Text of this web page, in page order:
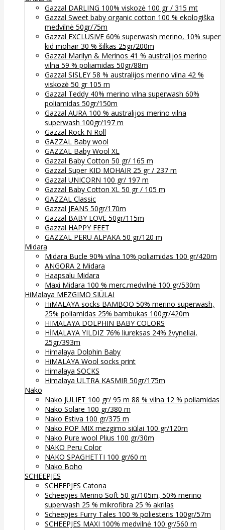
Gazzal DARLING 100% viskozė 100 gr / 315 mt
Gazzal Sweet baby organic cotton 100 % ekologiška
medvilnė 50gr/75m
Gazzal EXCLUSIVE 60% superwash merino, 10% super
kid mohair 30 % šilkas 25gr/200m
Gazzal Marilyn & Merinos 41 % australijos merino
vilna 59 % poliamidas 50gr/88m
Gazzal SISLEY 58 % australijos merino vilna 42 %
viskozė 50 gr 105 m
Gazzal Teddy 40% merino vilna superwash 60%
poliamidas 50gr/150m
Gazzal AURA 100 % australijos merino vilna
superwash 100gr/197 m
Gazzal Rock N Roll
GAZZAL Baby wool
GAZZAL Baby Wool XL
Gazzal Baby Cotton 50 gr/ 165 m
Gazzal Super KID MOHAIR 25 gr / 237 m
Gazzal UNICORN 100 gr/ 197 m
Gazzal Baby Cotton XL 50 gr / 105 m
GAZZAL Classic
Gazzal JEANS 50gr/170m
Gazzal BABY LOVE 50gr/115m
Gazzal HAPPY FEET
GAZZAL PERU ALPAKA 50 gr/120 m
Midara
Midara Bucle 90% vilna 10% poliamidas 100 gr/420m
ANGORA 2 Midara
Haapsalu Midara
Maxi Midara 100 % merc.medvilnė 100 gr/530m
HiMalaya MEZGIMO SIŪLAI
HiMALAYA socks BAMBOO 50% merino superwash,
25% poliamidas 25% bambukas 100gr/420m
HIMALAYA DOLPHIN BABY COLORS
HİMALAYA YILDIZ 76% liureksas 24% žvyneliai,
25gr/393m
Himalaya Dolphin Baby
HiMALAYA Wool socks print
Himalaya SOCKS
Himalaya ULTRA KASMIR 50gr/175m
Nako
Nako JULIET 100 gr/ 95 m 88 % vilna 12 % poliamidas
Nako Solare 100 gr/380 m
Nako Estiva 100 gr/375 m
Nako POP MIX mezgimo siūlai 100 gr/120m
Nako Pure wool Plius 100 gr/30m
NAKO Peru Color
NAKO SPAGHETTI 100 gr/60 m
Nako Boho
SCHEEPJES
SCHEEPJES Catona
Scheepjes Merino Soft 50 gr/105m, 50% merino
superwash 25 % mikrofibra 25 % akrilas
Scheepjes Furry Tales 100 % poliesteris 100gr/57m
SCHEEPJES MAXI 100% medvilnė 100 gr/560 m